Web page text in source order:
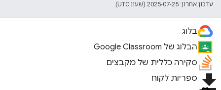
עדכון אחרון: 2025-07-25 (שעון UTC).
בלוג
הבלוג של Google Classroom
סקירה כללית של מקבצים
file_download ספריות לקוח